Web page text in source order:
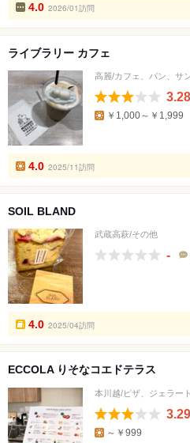
4.0 2026/01訪問
ライブラリー カフェ
高麗/カフェ、パン、サ
3.28
￥1,000～￥1,999
4.0 2025/11訪問
SOIL BLAND
武蔵高萩/その他
-
数
4.0 2025/04訪問
ECCOLA りそなコエドテラス
本川越/ピザ、ジェラー
3.29
～￥999